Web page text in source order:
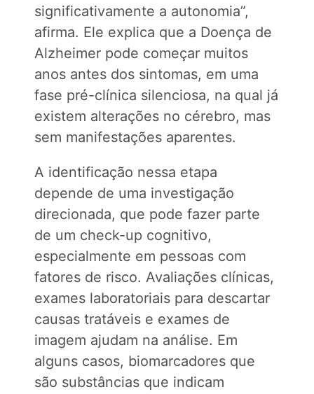
significativamente a autonomia”,
afirma. Ele explica que a Doença de
Alzheimer pode começar muitos
anos antes dos sintomas, em uma
fase pré-clínica silenciosa, na qual já
existem alterações no cérebro, mas
sem manifestações aparentes.
A identificação nessa etapa
depende de uma investigação
direcionada, que pode fazer parte
de um check-up cognitivo,
especialmente em pessoas com
fatores de risco. Avaliações clínicas,
exames laboratoriais para descartar
causas tratáveis e exames de
imagem ajudam na análise. Em
alguns casos, biomarcadores que
são substâncias que indicam